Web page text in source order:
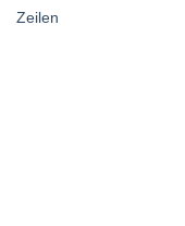
Zeilen